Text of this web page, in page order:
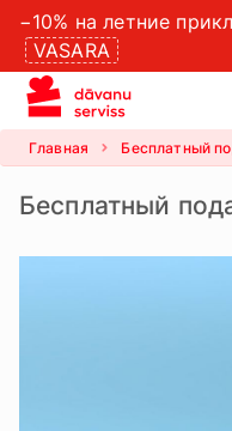
−10% на летние
VASARA
Главная Бесплатный
Бесплатный
настройки файлов